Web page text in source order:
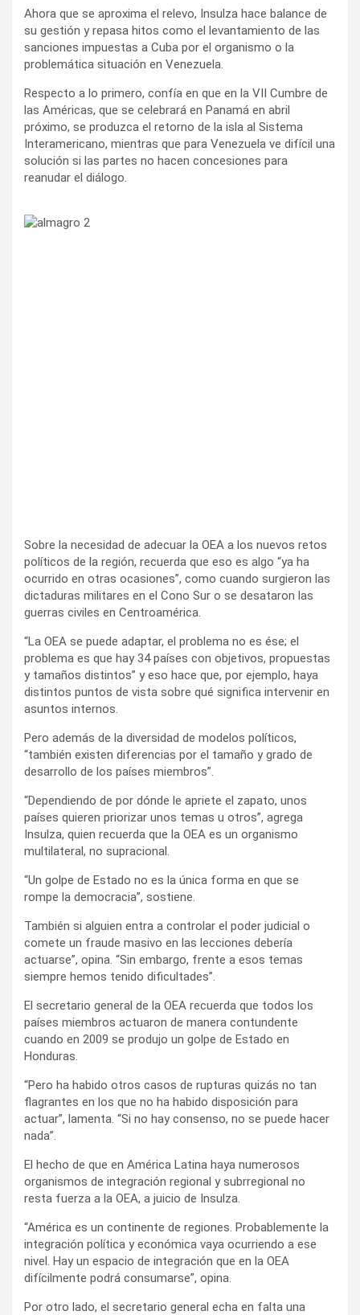
Ahora que se aproxima el relevo, Insulza hace balance de
su gestión y repasa hitos como el levantamiento de las
sanciones impuestas a Cuba por el organismo o la
problemática situación en Venezuela.
Respecto a lo primero, confía en que en la VII Cumbre de
las Américas, que se celebrará en Panamá en abril
próximo, se produzca el retorno de la isla al Sistema
Interamericano, mientras que para Venezuela ve difícil una
solución si las partes no hacen concesiones para
reanudar el diálogo.
Sobre la necesidad de adecuar la OEA a los nuevos retos
políticos de la región, recuerda que eso es algo “ya ha
ocurrido en otras ocasiones”, como cuando surgieron las
dictaduras militares en el Cono Sur o se desataron las
guerras civiles en Centroamérica.
“La OEA se puede adaptar, el problema no es ése; el
problema es que hay 34 países con objetivos, propuestas
y tamaños distintos” y eso hace que, por ejemplo, haya
distintos puntos de vista sobre qué significa intervenir en
asuntos internos.
Pero además de la diversidad de modelos políticos,
“también existen diferencias por el tamaño y grado de
desarrollo de los países miembros”.
“Dependiendo de por dónde le apriete el zapato, unos
países quieren priorizar unos temas u otros”, agrega
Insulza, quien recuerda que la OEA es un organismo
multilateral, no supracional.
“Un golpe de Estado no es la única forma en que se
rompe la democracia”, sostiene.
También si alguien entra a controlar el poder judicial o
comete un fraude masivo en las lecciones debería
actuarse”, opina. “Sin embargo, frente a esos temas
siempre hemos tenido dificultades”.
El secretario general de la OEA recuerda que todos los
países miembros actuaron de manera contundente
cuando en 2009 se produjo un golpe de Estado en
Honduras.
“Pero ha habido otros casos de rupturas quizás no tan
flagrantes en los que no ha habido disposición para
actuar”, lamenta. “Si no hay consenso, no se puede hacer
nada”.
El hecho de que en América Latina haya numerosos
organismos de integración regional y subrregional no
resta fuerza a la OEA, a juicio de Insulza.
“América es un continente de regiones. Probablemente la
integración política y económica vaya ocurriendo a ese
nivel. Hay un espacio de integración que en la OEA
difícilmente podrá consumarse”, opina.
Por otro lado, el secretario general echa en falta una